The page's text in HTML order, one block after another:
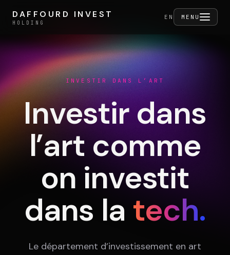
DAFFOURD INVEST
HOLDING
EN MENU
DAFFOURD INVEST
HOLDING
Holding
Portefeuille
Activités
INVESTIR DANS L’ART
Investir dans
l’art comme
on investit
dans la tech.
Le département d’investissement en art